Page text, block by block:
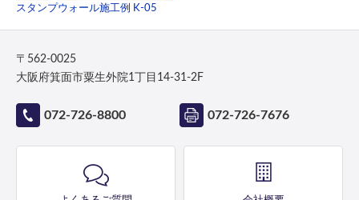
スタンプウォール施工例 K-05
〒562-0025
大阪府箕面市粟生外院1丁目14-31-2F
072-726-8800 072-726-7676